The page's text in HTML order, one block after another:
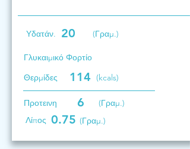
Υδατάν. 20 (Γραμ.)
Γλυκαιμικό Φορτίο
Θερμίδες
114 (kcals)
Προτεινη 6
(Γραμ.)
Λίπος 0.75 (Γραμ.)